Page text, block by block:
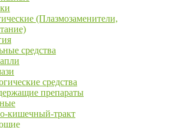
(Плазмозаменители,
средства
средства
препараты
кишечный-тракт